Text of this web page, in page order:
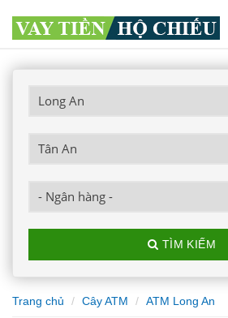
TÌM KIẾM
Trang chủ Cây ATM ATM Long An